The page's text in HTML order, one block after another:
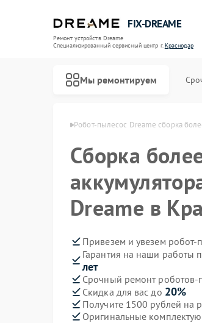
FIX-DREAME
Ремонт устройств Dreame
Специализированный cервисный центр г.Краснодар
Мы ремонтируем
в Краснодаре Робот-пылесос Dreame сборка
Сборка
Dreame в
Привезем и увезем робот-
Гарантия на наши работы
лет
Срочный ремонт роботов-
Скидка для вас до 20%
Получите 1500 рублей на
Оригинальные